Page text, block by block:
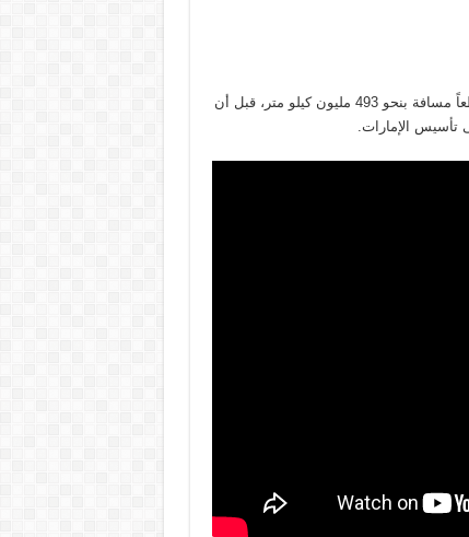
ويستغرق "مسبار الأمل"، في رحلته إلى مدار كوكب المريخ، 7 أشهر، قاطعاً مسافة بنحو 493 مليون كيلو متر، قبل أن